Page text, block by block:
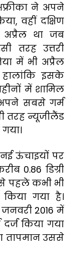
ने अपने
वहीं दक्षिण
था जब
तरह उत्तरी
में भी अप्रैल
इसके
में शामिल
सबसे गर्म
तरह न्यूजीलैंड
ऊंचाइयों पर
0.86 डिग्री
पहले कभी भी
गया है।
2016 में
किया गया
तापमान उससे